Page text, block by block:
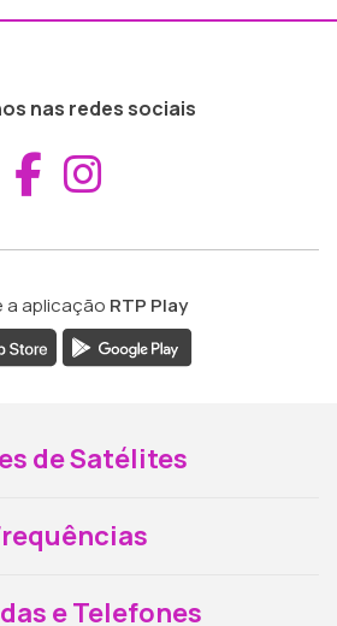
nas redes sociais
Aceder ao
a aplicação RTP Play
de Satélites
e Telefones